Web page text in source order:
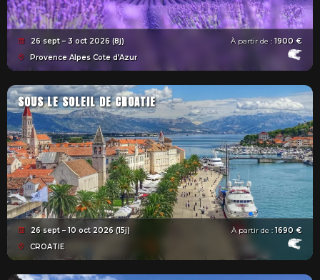
26 sept – 3 oct 2026 (8j)
Provence Alpes Cote d’Azur
À partir de :1900 €
SOUS LE SOLEIL DE CROATIE
26 sept – 10 oct 2026 (15j)
CROATIE
À partir de :1690 €